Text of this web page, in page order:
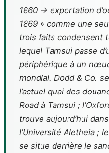
1860 → exportation
1869 » comme une
trois faits condensent
lequel Tamsui passe
périphérique à un
mondial. Dodd & Co.
l’actuel quai des
Road à Tamsui ;
trouve aujourd’hui
l’Université Aletheia ;
se situe derrière le